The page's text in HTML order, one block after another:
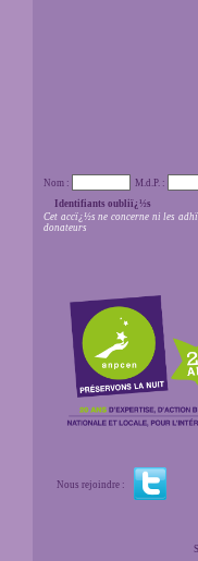
Nom :
M.d.P. :
Identifiants oubliï¿½s
Cet accï¿½s ne concerne ni les
donateurs
Nous rejoindre :
Site internet de